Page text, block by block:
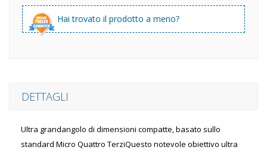
Hai trovato il prodotto a meno?
DETTAGLI
Ultra grandangolo di dimensioni compatte, basato sullo
standard Micro Quattro TerziQuesto notevole obiettivo ultra